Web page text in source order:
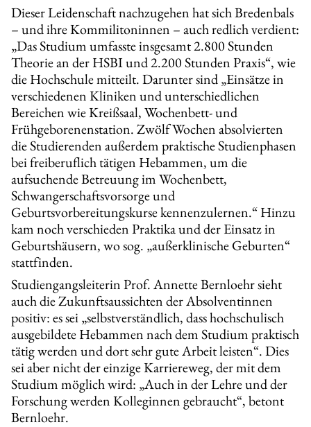
Dieser Leidenschaft nachzugehen hat sich Bredenbals
– und ihre Kommilitoninnen – auch redlich verdient:
„Das Studium umfasste insgesamt 2.800 Stunden
Theorie an der HSBI und 2.200 Stunden Praxis“, wie
die Hochschule mitteilt. Darunter sind „Einsätze in
verschiedenen Kliniken und unterschiedlichen
Bereichen wie Kreißsaal, Wochenbett- und
Frühgeborenenstation. Zwölf Wochen absolvierten
die Studierenden außerdem praktische Studienphasen
bei freiberuflich tätigen Hebammen, um die
aufsuchende Betreuung im Wochenbett,
Schwangerschaftsvorsorge und
Geburtsvorbereitungskurse kennenzulernen.“ Hinzu
kam noch verschieden Praktika und der Einsatz in
Geburtshäusern, wo sog. „außerklinische Geburten“
stattfinden.
Studiengangsleiterin Prof. Annette Bernloehr sieht
auch die Zukunftsaussichten der Absolventinnen
positiv: es sei „selbstverständlich, dass hochschulisch
ausgebildete Hebammen nach dem Studium praktisch
tätig werden und dort sehr gute Arbeit leisten“. Dies
sei aber nicht der einzige Karriereweg, der mit dem
Studium möglich wird: „Auch in der Lehre und der
Forschung werden Kolleginnen gebraucht“, betont
Bernloehr.